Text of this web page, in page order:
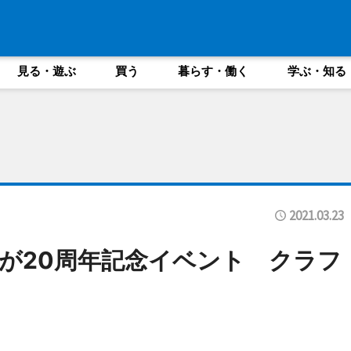
見る・遊ぶ 買う 暮らす・働く 学ぶ・知る
2021.03.23
20周年記念イベント クラフ